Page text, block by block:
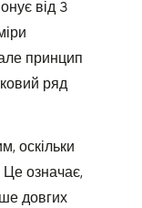
від 3
принцип
ряд
оскільки
Це означає,
довгих